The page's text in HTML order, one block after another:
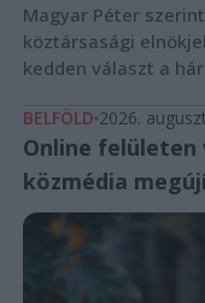
Magyar Péter
köztársasági
kedden választ a
BELFÖLD 2026.
Online
közmédia